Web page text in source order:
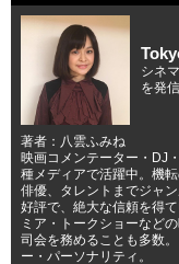
シネ
を発信
著者：八雲ふみね
映画コメンテーター・DJ
種メディアで活躍中。機
俳優、タレントまでジャ
好評で、絶大な信頼を得
ミア・トークショーなど
司会を務めることも多数
ー・パーソナリティ。